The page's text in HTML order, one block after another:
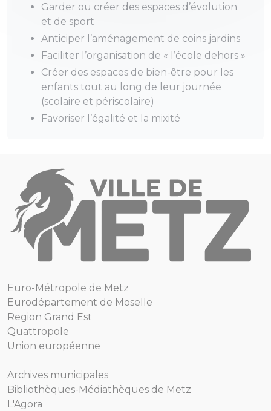
Garder ou créer des espaces d’évolution
et de sport
Anticiper l’aménagement de coins jardins
Faciliter l’organisation de « l’école dehors »
Créer des espaces de bien-être pour les
enfants tout au long de leur journée
(scolaire et périscolaire)
Favoriser l’égalité et la mixité
Euro-Métropole de Metz
Eurodépartement de Moselle
Region Grand Est
Quattropole
Union européenne
Archives municipales
Bibliothèques-Médiathèques de Metz
L'Agora